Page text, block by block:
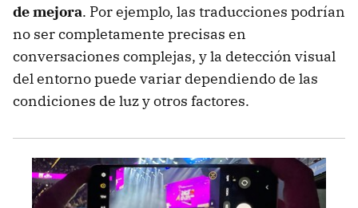
de mejora. Por ejemplo, las traducciones podrían
no ser completamente precisas en
conversaciones complejas, y la detección visual
del entorno puede variar dependiendo de las
condiciones de luz y otros factores.